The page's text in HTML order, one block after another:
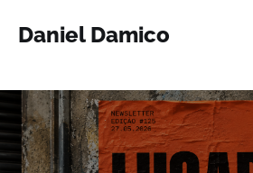
Daniel Damico